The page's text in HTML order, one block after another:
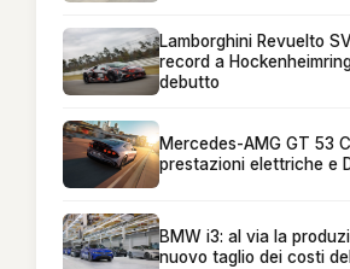
Lamborghini Revuelto
record a
debutto
Mercedes-AMG GT 53
prestazioni elettriche e
BMW i3: al via la
nuovo taglio dei costi